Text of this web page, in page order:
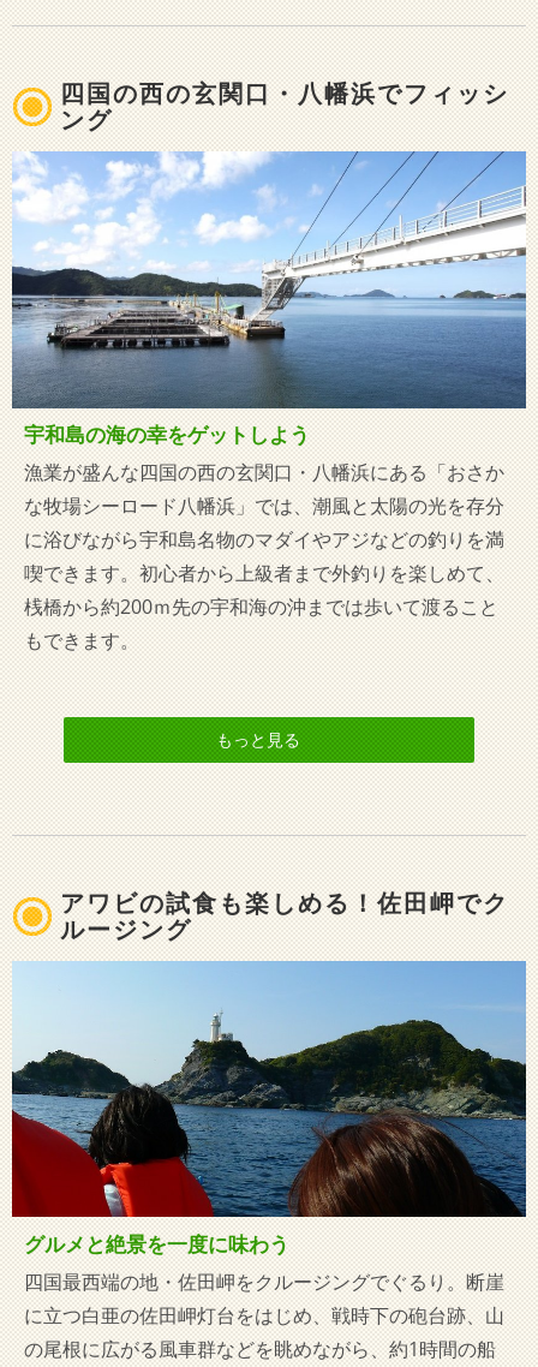
四国の西の玄関口・八幡浜でフィッシ
ング
宇和島の海の幸をゲットしよう
漁業が盛んな四国の西の玄関口・八幡浜にある「おさか
な牧場シーロード八幡浜」では、潮風と太陽の光を存分
に浴びながら宇和島名物のマダイやアジなどの釣りを満
喫できます。初心者から上級者まで外釣りを楽しめて、
桟橋から約200ｍ先の宇和海の沖までは歩いて渡ること
もできます。
もっと見る
アワビの試食も楽しめる！佐田岬でク
ルージング
グルメと絶景を一度に味わう
四国最西端の地・佐田岬をクルージングでぐるり。断崖
に立つ白亜の佐田岬灯台をはじめ、戦時下の砲台跡、山
の尾根に広がる風車群などを眺めながら、約1時間の船